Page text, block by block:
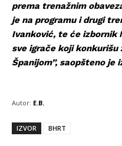
prema trenažnim
je na programu i drugi
Ivanković, te će izbornik
sve igrače koji konkurišu
Španijom”, saopšteno je
Autor: E.B.
IZVOR BHRT